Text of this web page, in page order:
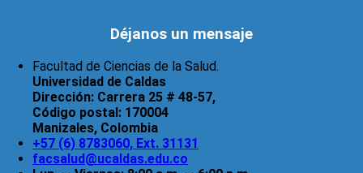
Déjanos un mensaje
Facultad de Ciencias de la Salud.
Universidad de Caldas
Dirección: Carrera 25 # 48-57,
Código postal: 170004
Manizales, Colombia
+57 (6) 8783060, Ext. 31131
facsalud@ucaldas.edu.co